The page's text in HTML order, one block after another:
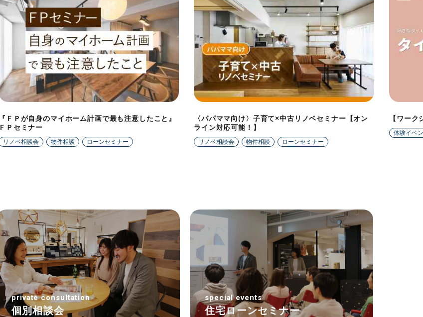
『ＦＰが自身のマイホーム計画で最も注意したこと』
ＦＰセミナー
リノベ相談会 物件相談 ローンセミナー
〈パパママ向け〉子育て×中古リノベセミナー【オン
ライン対応可能！】
リノベ相談会 物件相談 ローンセミナー
【ワー
体験イベ
private consultation
個別相談会
special events
住宅ローンセミナー